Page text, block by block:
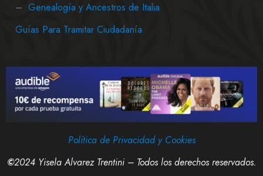
– Genealogía y Ancestros de Italia
Guías Para Tramitar Ciudadanía
Política de Privacidad y Cookies
©2024 Yisela Alvarez Trentini – Todos los derechos reservados.